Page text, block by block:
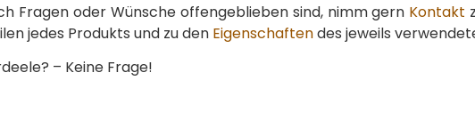
Fragen oder Wünsche offengeblieben sind, nimm gern Kontakt
jedes Produkts und zu den Eigenschaftendes jeweils
– Keine Frage!